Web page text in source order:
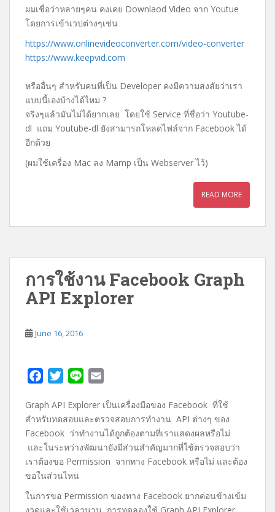
c
e
b
o
k
i
t
t
e
n
e
a
i
l
ผมเชื่อว่าหลายๆคน คงเคย Downlaod Video จาก Youtue
โดยการเข้าเวปต่างๆเช่น
https://www.onlinevideoconverter.com/video-converter
https://www.keepvid.com
หรืออื่นๆ สำหรับคนที่เป็น Developer คงมีความสงสัยว่าเรา
แบบนี้เองบ้างได้ไหม ?
จริงๆแล้วมันไม่ได้ยากเลย โดยใช้ Service ที่ชื่อว่า Youtube-
dl แถม Youtube-dl ยังสามารถโหลดไฟล์จาก Facebook ได้
อีกด้วย
(ผมใช้เครื่อง Mac ลง Mamp เป็น Webserver ไว้)
READ MORE
การใช้งาน Facebook Graph
API Explorer
June 16, 2016
c
e
b
o
o
k
i
t
t
e
r
n
e
a
i
l
Graph API Explorer เป็นเครื่องมือของ Facebook ที่ใช้
สำหรับทดสอบและตรวจสอบการทำงาน API ต่างๆ ของ
Facebook ว่าทำงานได้ถูกต้องตามที่เราแสดงผลหรือไม่
และในระหว่างพัฒนายังมีส่วนสำคัญมากที่ใช้ตรวจสอบว่า
เราต้องขอ Permission จากทาง Facebook หรือไม่ และต้อง
ขอในส่วนไหน
ในการขอ Permission ของทาง Facebook ยากค่อนข้างเข้ม